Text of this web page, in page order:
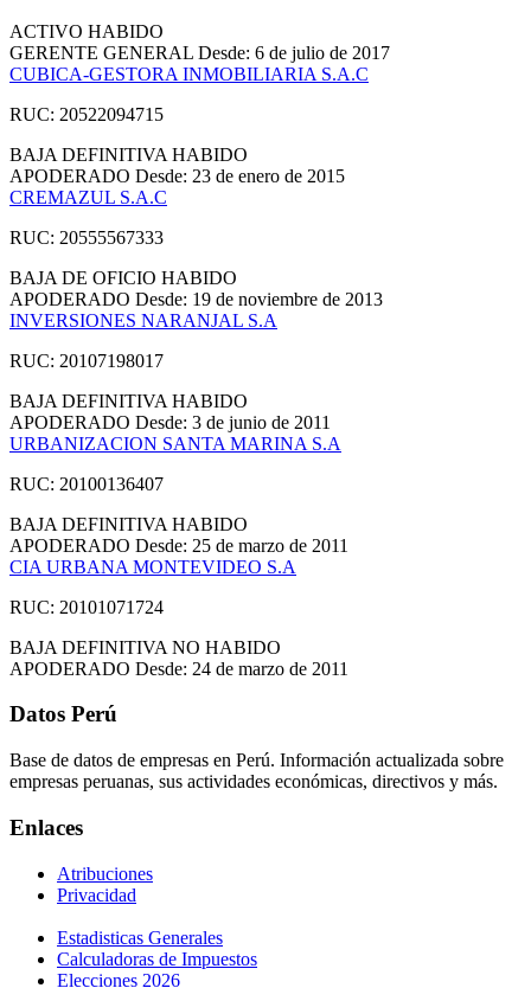
ACTIVO HABIDO
GERENTE GENERAL Desde: 6 de julio de 2017
CUBICA-GESTORA INMOBILIARIA S.A.C
RUC: 20522094715
BAJA DEFINITIVA HABIDO
APODERADO Desde: 23 de enero de 2015
CREMAZUL S.A.C
RUC: 20555567333
BAJA DE OFICIO HABIDO
APODERADO Desde: 19 de noviembre de 2013
INVERSIONES NARANJAL S.A
RUC: 20107198017
BAJA DEFINITIVA HABIDO
APODERADO Desde: 3 de junio de 2011
URBANIZACION SANTA MARINA S.A
RUC: 20100136407
BAJA DEFINITIVA HABIDO
APODERADO Desde: 25 de marzo de 2011
CIA URBANA MONTEVIDEO S.A
RUC: 20101071724
BAJA DEFINITIVA NO HABIDO
APODERADO Desde: 24 de marzo de 2011
Datos Perú
Base de datos de empresas en Perú. Información actualizada sobre
empresas peruanas, sus actividades económicas, directivos y más.
Enlaces
Atribuciones
Privacidad
Estadisticas Generales
Calculadoras de Impuestos
Elecciones 2026